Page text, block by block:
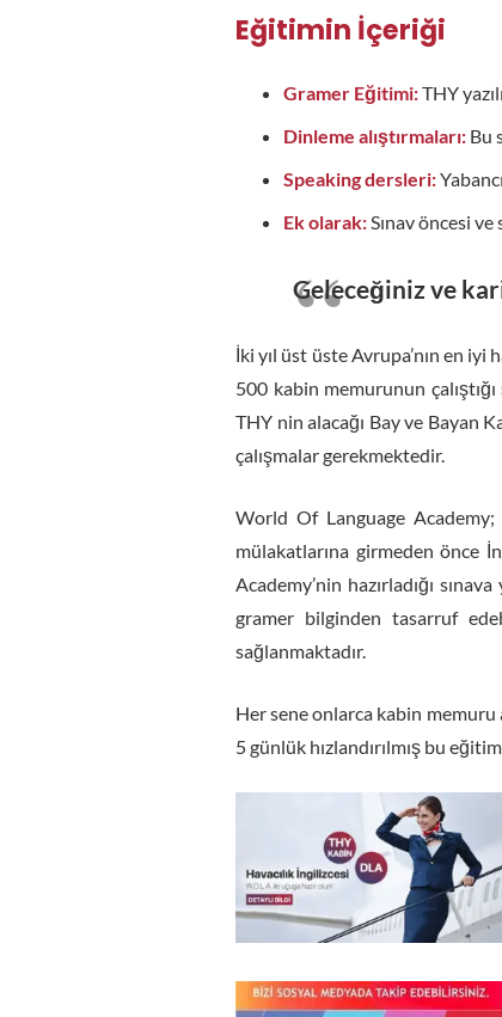
Eğitimin İçeriği
Gramer Eğitimi:THY
Dinleme alıştırmaları: Bu
Speaking dersleri:
Ek olarak:Sınav öncesi
Geleceğiniz ve
İki yıl üst üste Avrupa’nın en
500 kabin memurunun
THY nin alacağı Bay ve Bayan
çalışmalar gerekmektedir.
World Of Language Academy;
mülakatlarına girmeden önce
Academy’nin hazırladığı
gramer bilginden tasarruf
sağlanmaktadır.
Her sene onlarca kabin memuru
5 günlük hızlandırılmış bu